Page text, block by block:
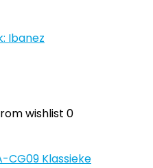
Ibanez
wishlist 0